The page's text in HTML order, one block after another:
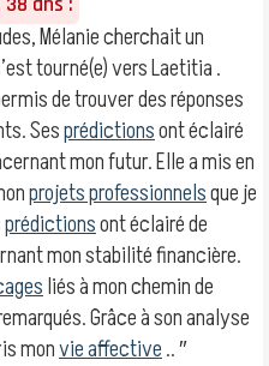
Mélanie cherchait un
tourné(e) vers Laetitia .
de trouver des réponses
Sesprédictionsont éclairé
mon futur. Elle a mis en
projets professionnelsque je
prédictionsont éclairé de
mon stabilité financière.
liés à mon chemin de
Grâce à son analyse
monvie affective.. ″